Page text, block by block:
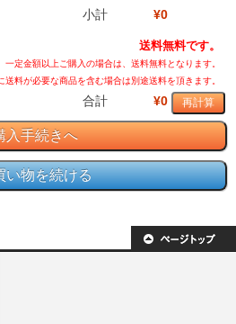
小計
¥0
送料無料です。
一定金額以上ご購入の場合は、送料無料となります。
料が必要な商品を含む場合は別途送料を頂きます。
合計 ¥0